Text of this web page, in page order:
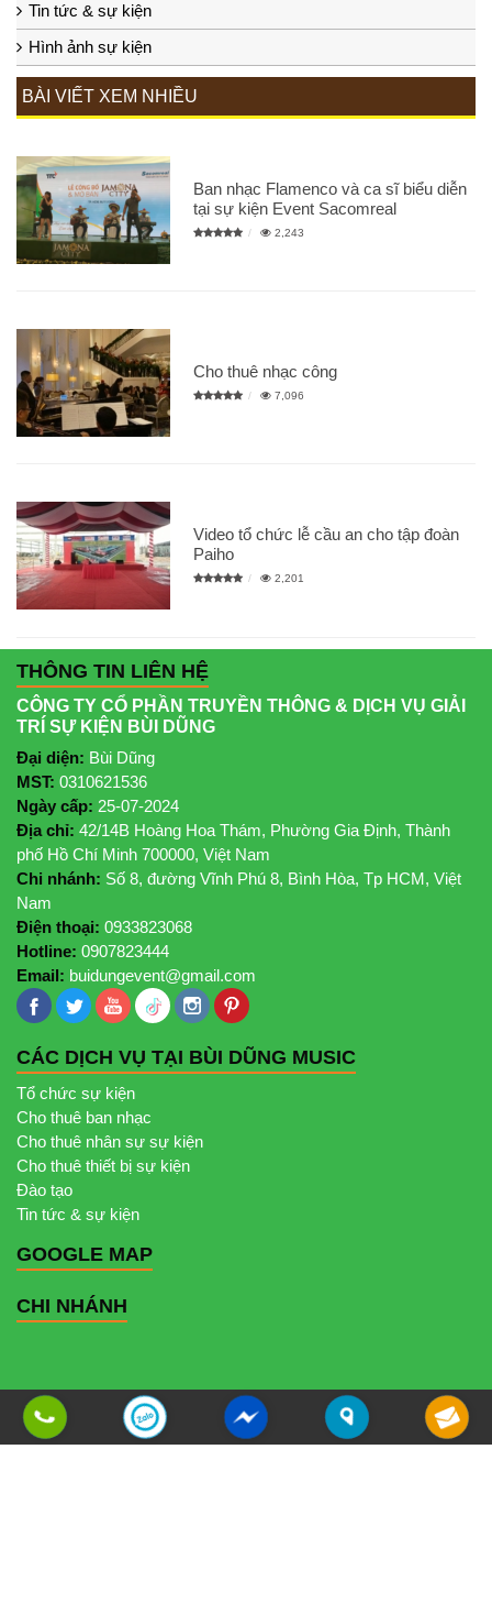
Tin tức & sự kiện
Hình ảnh sự kiện
BÀI VIẾT XEM NHIỀU
Ban nhạc Flamenco và ca sĩ biểu diễn
tại sự kiện Event Sacomreal
2,243
Cho thuê nhạc công
7,096
Video tổ chức lễ cầu an cho tập đoàn
Paiho
2,201
THÔNG TIN LIÊN HỆ
CÔNG TY CỔ PHẦN TRUYỀN THÔNG & DỊCH VỤ GIẢI
TRÍ SỰ KIỆN BÙI DŨNG
Đại diện: Bùi Dũng
MST: 0310621536
Ngày cấp: 25-07-2024
Địa chỉ: 42/14B Hoàng Hoa Thám, Phường Gia Định, Thành
phố Hồ Chí Minh 700000, Việt Nam
Chi nhánh: Số 8, đường Vĩnh Phú 8, Bình Hòa, Tp HCM, Việt
Nam
Điện thoại: 0933823068
Hotline: 0907823444
Email: buidungevent@gmail.com
CÁC DỊCH VỤ TẠI BÙI DŨNG MUSIC
Tổ chức sự kiện
Cho thuê ban nhạc
Cho thuê nhân sự sự kiện
Cho thuê thiết bị sự kiện
Đào tạo
Tin tức & sự kiện
GOOGLE MAP
CHI NHÁNH